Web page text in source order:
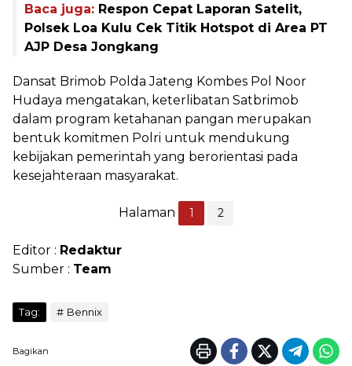
Baca juga: Respon Cepat Laporan Satelit,
Polsek Loa Kulu Cek Titik Hotspot di Area PT
AJP Desa Jongkang
Dansat Brimob Polda Jateng Kombes Pol Noor
Hudaya mengatakan, keterlibatan Satbrimob
dalam program ketahanan pangan merupakan
bentuk komitmen Polri untuk mendukung
kebijakan pemerintah yang berorientasi pada
kesejahteraan masyarakat.
Halaman 1 2
Editor : Redaktur
Sumber : Team
Tag: Bennix
Bagikan